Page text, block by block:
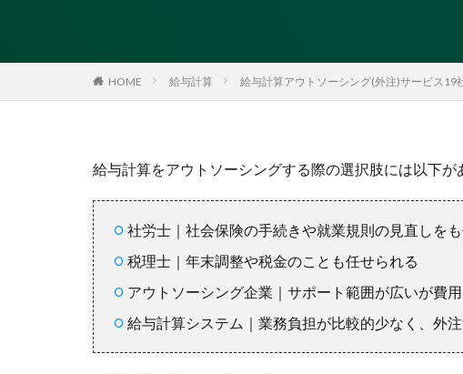
HOME 給与計算 給与計算アウトソーシング(外注)サービス19
給与計算をアウトソーシングする際の選択肢には以下が
社労士｜社会保険の手続きや就業規則の見直しを
税理士｜年末調整や税金のことも任せられる
アウトソーシング企業｜サポート範囲が広いが費
給与計算システム｜業務負担が比較的少なく、外